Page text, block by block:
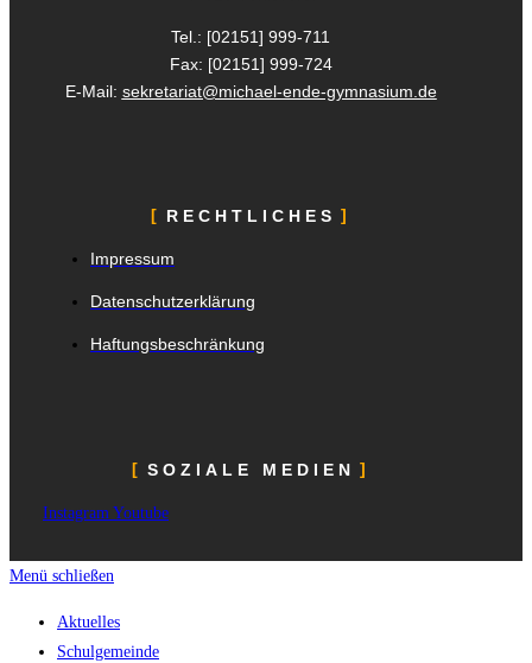
Tel.: [02151]999-711
Fax: [02151] 999-724
E-Mail: sekretariat@michael-ende-gymnasium.de
RECHTLICHES
Impressum
Datenschutzerklärung
Haftungsbeschränkung
SOZIALE MEDIEN
Instagram Youtube
Menü schließen
Aktuelles
Schulgemeinde